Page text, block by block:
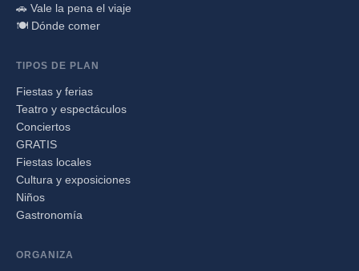
🚗 Vale la pena el viaje
🍽️ Dónde comer
TIPOS DE PLAN
Fiestas y ferias
Teatro y espectáculos
Conciertos
GRATIS
Fiestas locales
Cultura y exposiciones
Niños
Gastronomía
ORGANIZA